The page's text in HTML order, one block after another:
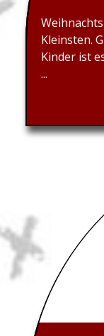
Kleinsten.
Kinder ist
...